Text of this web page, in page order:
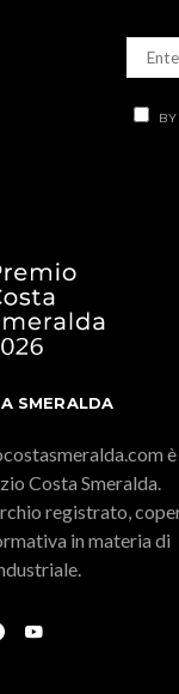
SMERALDA
Costa Smeralda.
registrato,
in materia di